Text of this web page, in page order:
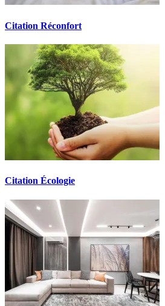
Citation Réconfort
Citation Écologie